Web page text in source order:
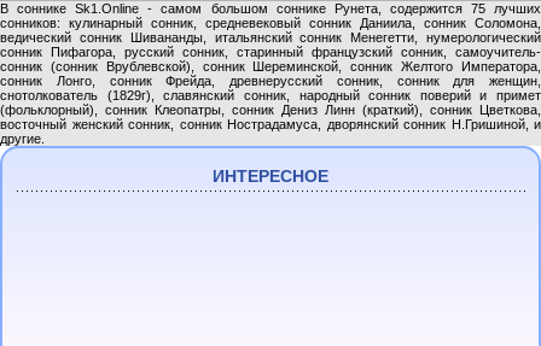
В соннике Sk1.Online - самом большом соннике Рунета, содержится 75 лучших
сонников: кулинарный сонник, средневековый сонник Даниила, сонник Соломона,
ведический сонник Шивананды, итальянский сонник Менегетти, нумерологический
сонник Пифагора, русский сонник, старинный французский сонник, самоучитель-
сонник (сонник Врублевской), сонник Шереминской, сонник Желтого Императора,
сонник Лонго, сонник Фрейда, древнерусский сонник, сонник для женщин,
снотолкователь (1829г), славянский сонник, народный сонник поверий и примет
(фольклорный), сонник Клеопатры, сонник Дениз Линн (краткий), сонник Цветкова,
восточный женский сонник, сонник Нострадамуса, дворянский сонник Н.Гришиной, и
другие.
ИНТЕРЕСНОЕ